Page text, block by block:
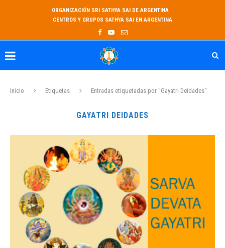
ORGANIZACIÓN SRI SATHYA SAI DE ARGENTINA
CENTROS Y GRUPOS SATHYA SAI EN ARGENTINA
Inicio Etiquetas Entradas etiquetadas por "Gayatri Deidades"
GAYATRI DEIDADES